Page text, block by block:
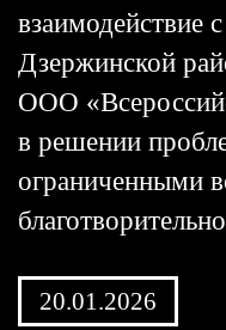
взаимодействие
Дзержинской
ООО
в решении
ограниченными
20.01.2026